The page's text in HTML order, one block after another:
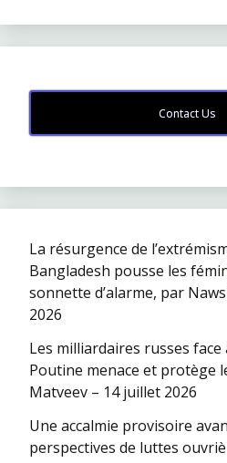
Contact Us
La résurgence de
Bangladesh pousse les
sonnette d’alarme, par
2026
Les milliardaires russes
Poutine menace et protège
Matveev – 14 juillet 2026
Une accalmie provisoire
perspectives de luttes